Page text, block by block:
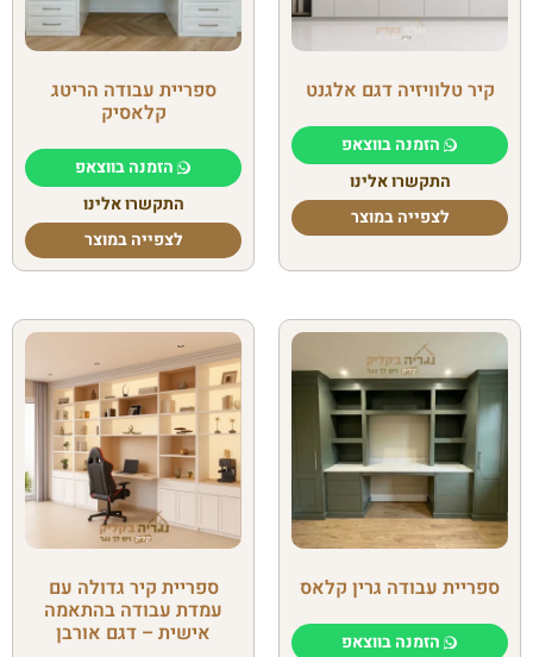
קיר טלוויזיה דגם אלגנט
הזמנה בווצאפ
התקשרו אלינו
לצפייה במוצר
ספריית עבודה הריטג
קלאסיק
הזמנה בווצאפ
התקשרו אלינו
לצפייה במוצר
ספריית עבודה גרין קלאס
הזמנה בווצאפ
ספריית קיר גדולה עם
עמדת עבודה בהתאמה
אישית – דגם אורבן